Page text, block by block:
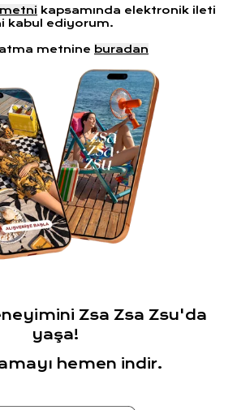
metni kapsamında elektronik ileti
kabul ediyorum.
metnine buradan
Zsa Zsa Zsu'da
yaşa!
hemen indir.